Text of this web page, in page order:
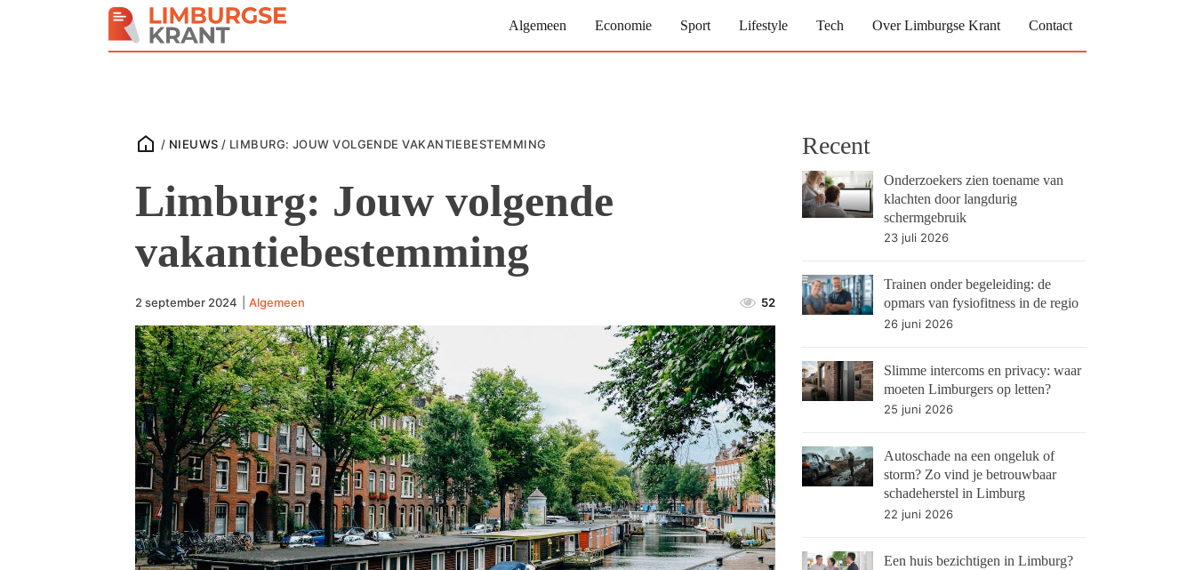
Algemeen Economie Sport Lifestyle Tech Over Limburgse Krant Contact
/ NIEUWS / LIMBURG: JOUW VOLGENDE VAKANTIEBESTEMMING
Limburg: Jouw volgende
vakantiebestemming
2 september 2024 Algemeen 52
Recent
Onderzoekers zien toename van
klachten door langdurig
schermgebruik
23 juli 2026
Trainen onder begeleiding: de
opmars van fysiofitness in de regio
26 juni 2026
Slimme intercoms en privacy: waar
moeten Limburgers op letten?
25 juni 2026
Autoschade na een ongeluk of
storm? Zo vind je betrouwbaar
schadeherstel in Limburg
22 juni 2026
Een huis bezichtigen in Limburg?